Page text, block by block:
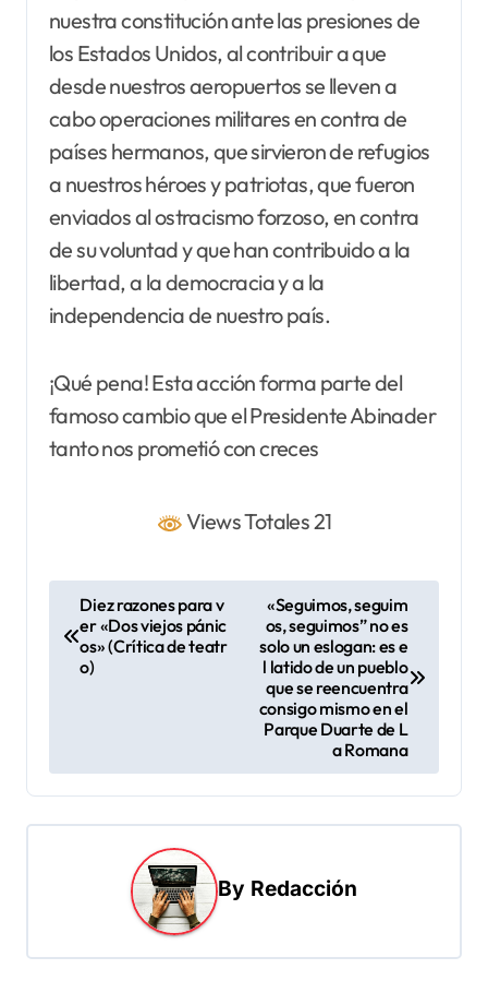
nuestra constitución ante las presiones de
los Estados Unidos, al contribuir a que
desde nuestros aeropuertos se lleven a
cabo operaciones militares en contra de
países hermanos, que sirvieron de refugios
a nuestros héroes y patriotas, que fueron
enviados al ostracismo forzoso, en contra
de su voluntad y que han contribuido a la
libertad, a la democracia y a la
independencia de nuestro país.
¡Qué pena! Esta acción forma parte del
famoso cambio que el Presidente Abinader
tanto nos prometió con creces
Views Totales 21
a
d
Diez razones para v
er «Dos viejos pánic
os» (Crítica de teatr
o)
«Seguimos, seguim
os, seguimos” no es
solo un eslogan: es e
l latido de un pueblo
que se reencuentra
consigo mismo en el
Parque Duarte de L
a Romana
By Redacción